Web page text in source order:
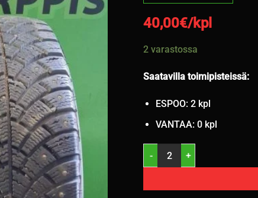
40,00€/kpl
2 varastossa
Saatavilla toimipisteissä:
ESPOO: 2 kpl
VANTAA: 0 kpl
205/55R16 BF Goodrich G-